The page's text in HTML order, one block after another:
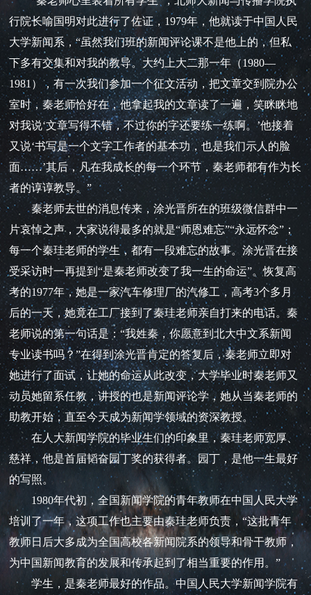
行院长喻国明对此进行了佐证，1979年，他就读于中国人民
大学新闻系，“虽然我们班的新闻评论课不是他上的，但私
下多有交集和对我的教导。大约上大二那一年（1980—
1981），有一次我们参加一个征文活动，把文章交到院办公
室时，秦老师恰好在，他拿起我的文章读了一遍，笑眯眯地
对我说‘文章写得不错，不过你的字还要练一练啊。’他接着
又说‘书写是一个文字工作者的基本功，也是我们示人的脸
面……’其后，凡在我成长的每一个环节，秦老师都有作为长
者的谆谆教导。”
秦老师去世的消息传来，涂光晋所在的班级微信群中一
片哀悼之声，大家说得最多的就是“师恩难忘”“永远怀念”；
每一个秦珪老师的学生，都有一段难忘的故事。涂光晋在接
受采访时一再提到“是秦老师改变了我一生的命运”。恢复高
考的1977年，她是一家汽车修理厂的汽修工，高考3个多月
后的一天，她竟在工厂接到了秦珪老师亲自打来的电话。秦
老师说的第一句话是：“我姓秦，你愿意到北大中文系新闻
专业读书吗？”在得到涂光晋肯定的答复后，秦老师立即对
她进行了面试，让她的命运从此改变，大学毕业时秦老师又
动员她留系任教，讲授的也是新闻评论学，她从当秦老师的
助教开始，直至今天成为新闻学领域的资深教授。
在人大新闻学院的毕业生们的印象里，秦珪老师宽厚、
慈祥，他是首届韬奋园丁奖的获得者。园丁，是他一生最好
的写照。
1980年代初，全国新闻学院的青年教师在中国人民大学
培训了一年，这项工作也主要由秦珪老师负责，“这批青年
教师日后大多成为全国高校各新闻院系的领导和骨干教师，
为中国新闻教育的发展和传承起到了相当重要的作用。”
学生，是秦老师最好的作品。中国人民大学新闻学院有